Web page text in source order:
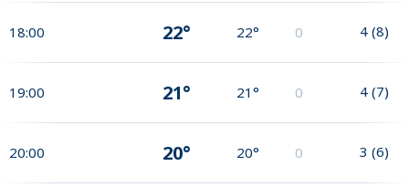
18:00 22° 22° 0 4 (8)
19:00 21° 21° 0 4 (7)
20:00 20° 20° 0 3 (6)